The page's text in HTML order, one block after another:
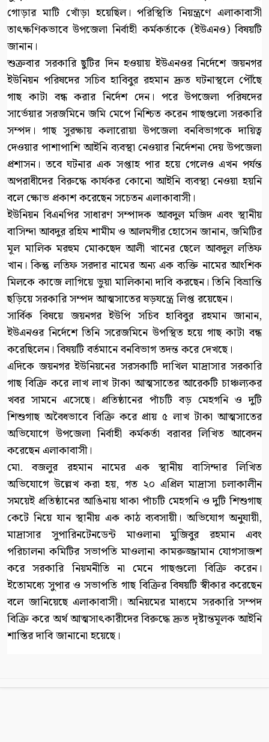
গোড়ার মাটি খোঁড়া হয়েছিল। পরিস্থিতি নিয়ন্ত্রণে এলাকাবাসী
তাৎক্ষণিকভাবে উপজেলা নির্বাহী কর্মকর্তাকে (ইউএনও) বিষয়টি
জানান।
শুক্রবার সরকারি ছুটির দিন হওয়ায় ইউএনওর নির্দেশে জয়নগর
ইউনিয়ন পরিষদের সচিব হাবিবুর রহমান দ্রুত ঘটনাস্থলে পৌঁছে
গাছ কাটা বন্ধ করার নির্দেশ দেন। পরে উপজেলা পরিষদের
সার্ভেয়ার সরজমিনে জমি মেপে নিশ্চিত করেন গাছগুলো সরকারি
সম্পদ। গাছ সুরক্ষায় কলারোয়া উপজেলা বনবিভাগকে দায়িত্ব
দেওয়ার পাশাপাশি আইনি ব্যবস্থা নেওয়ার নির্দেশনা দেয় উপজেলা
প্রশাসন। তবে ঘটনার এক সপ্তাহ পার হয়ে গেলেও এখন পর্যন্ত
অপরাধীদের বিরুদ্ধে কার্যকর কোনো আইনি ব্যবস্থা নেওয়া হয়নি
বলে ক্ষোভ প্রকাশ করেছেন সচেতন এলাকাবাসী।
ইউনিয়ন বিএনপির সাধারণ সম্পাদক আবদুল মজিদ এবং স্থানীয়
বাসিন্দা আবদুর রহিম শামীম ও আলমগীর হোসেন জানান, জমিটির
মূল মালিক মরহুম মোকছেদ আলী খানের ছেলে আবদুল লতিফ
খান। কিন্তু লতিফ সরদার নামের অন্য এক ব্যক্তি নামের আংশিক
মিলকে কাজে লাগিয়ে ভুয়া মালিকানা দাবি করছেন। তিনি বিভ্রান্তি
ছড়িয়ে সরকারি সম্পদ আত্মসাতের ষড়যন্ত্রে লিপ্ত রয়েছেন।
সার্বিক বিষয়ে জয়নগর ইউপি সচিব হাবিবুর রহমান জানান,
ইউএনওর নির্দেশে তিনি সরেজমিনে উপস্থিত হয়ে গাছ কাটা বন্ধ
করেছিলেন। বিষয়টি বর্তমানে বনবিভাগ তদন্ত করে দেখছে।
এদিকে জয়নগর ইউনিয়নের সরসকাটি দাখিল মাদ্রাসার সরকারি
গাছ বিক্রি করে লাখ লাখ টাকা আত্মসাতের আরেকটি চাঞ্চল্যকর
খবর সামনে এসেছে। প্রতিষ্ঠানের পাঁচটি বড় মেহগনি ও দুটি
শিশুগাছ অবৈধভাবে বিক্রি করে প্রায় ৫ লাখ টাকা আত্মসাতের
অভিযোগে উপজেলা নির্বাহী কর্মকর্তা বরাবর লিখিত আবেদন
করেছেন এলাকাবাসী।
মো. বজলুর রহমান নামের এক স্থানীয় বাসিন্দার লিখিত
অভিযোগে উল্লেখ করা হয়, গত ২০ এপ্রিল মাদ্রাসা চলাকালীন
সময়েই প্রতিষ্ঠানের আঙিনায় থাকা পাঁচটি মেহগনি ও দুটি শিশুগাছ
কেটে নিয়ে যান স্থানীয় এক কাঠ ব্যবসায়ী। অভিযোগ অনুযায়ী,
মাদ্রাসার সুপারিনটেনডেন্ট মাওলানা মুজিবুর রহমান এবং
পরিচালনা কমিটির সভাপতি মাওলানা কামরুজ্জামান যোগসাজশ
করে সরকারি নিয়মনীতি না মেনে গাছগুলো বিক্রি করেন।
ইতোমধ্যে সুপার ও সভাপতি গাছ বিক্রির বিষয়টি স্বীকার করেছেন
বলে জানিয়েছে এলাকাবাসী। অনিয়মের মাধ্যমে সরকারি সম্পদ
বিক্রি করে অর্থ আত্মসাৎকারীদের বিরুদ্ধে দ্রুত দৃষ্টান্তমূলক আইনি
শাস্তির দাবি জানানো হয়েছে।